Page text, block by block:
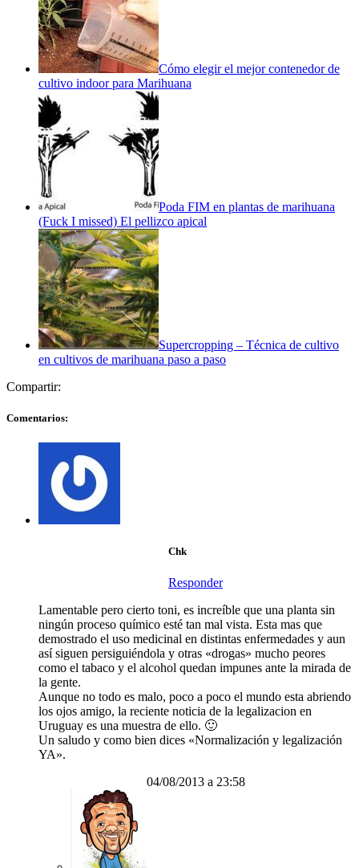
Cómo elegir el mejor contenedor de
cultivo indoor para Marihuana
Poda FIM en plantas de marihuana
(Fuck I missed) El pellizco apical
Supercropping – Técnica de cultivo
en cultivos de marihuana paso a paso
Compartir:
Comentarios:
Chk
Responder
Lamentable pero cierto toni, es increíble que una planta sin
ningún proceso químico esté tan mal vista. Esta mas que
demostrado el uso medicinal en distintas enfermedades y aun
así siguen persiguiéndola y otras «drogas» mucho peores
como el tabaco y el alcohol quedan impunes ante la mirada de
la gente.
Aunque no todo es malo, poco a poco el mundo esta abriendo
los ojos amigo, la reciente noticia de la legalizacion en
Uruguay es una muestra de ello. 🙂
Un saludo y como bien dices «Normalización y legalización
YA».
04/08/2013 a 23:58